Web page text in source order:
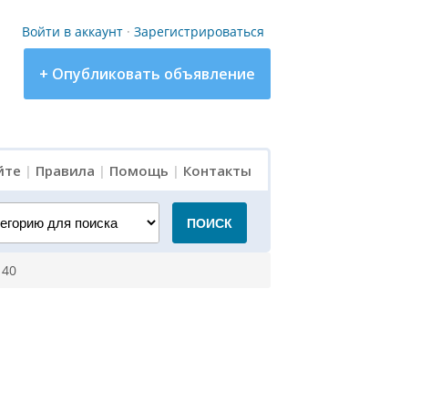
Войти в аккаунт · Зарегистрироваться
+ Опубликовать объявление
| Правила | Помощь | Контакты
для поиска ПОИСК